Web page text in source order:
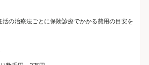
活の治療法ごとに保険診療でかかる費用の目安を